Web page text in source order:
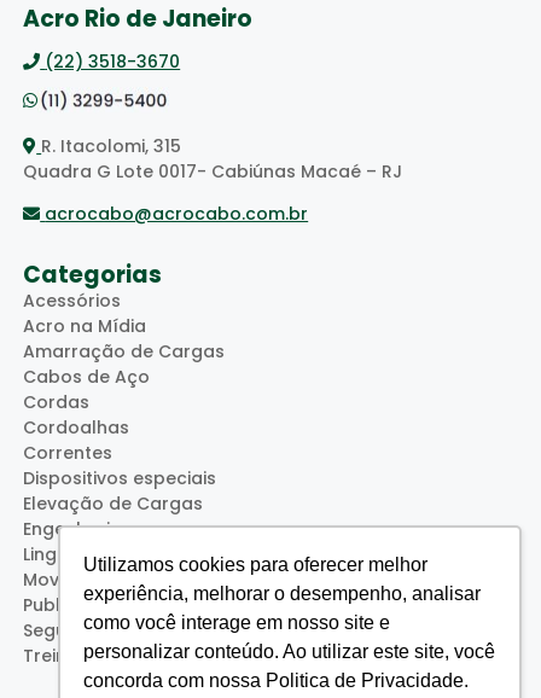
Utilizamos cookies para oferecer melhor
experiência, melhorar o desempenho, analisar
como você interage em nosso site e
personalizar conteúdo. Ao utilizar este site, você
concorda com nossa Politica de Privacidade.
Acro Rio de Janeiro
(22) 3518-3670
R. Itacolomi, 315
Quadra G Lote 0017- Cabiúnas Macaé – RJ
acrocabo@acrocabo.com.br
Categorias
Acessórios
Acro na Mídia
Amarração de Cargas
Cabos de Aço
Cordas
Cordoalhas
Correntes
Dispositivos especiais
Elevação de Cargas
Engenharia
Lingas
Movimentação de Cargas
Publicações
Segurança
Treinamentos (Acro Service)